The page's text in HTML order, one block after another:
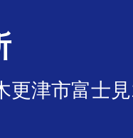
津市富士